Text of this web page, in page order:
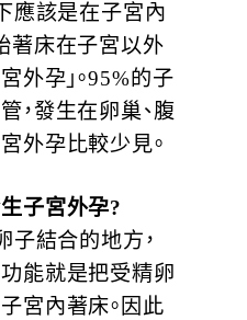
應該是在子宮內
著床在子宮以外
外孕」。95%的子
，發生在卵巢、腹
外孕比較少見。
子宮外孕?
結合的地方，
能就是把受精卵
宮內著床。因此